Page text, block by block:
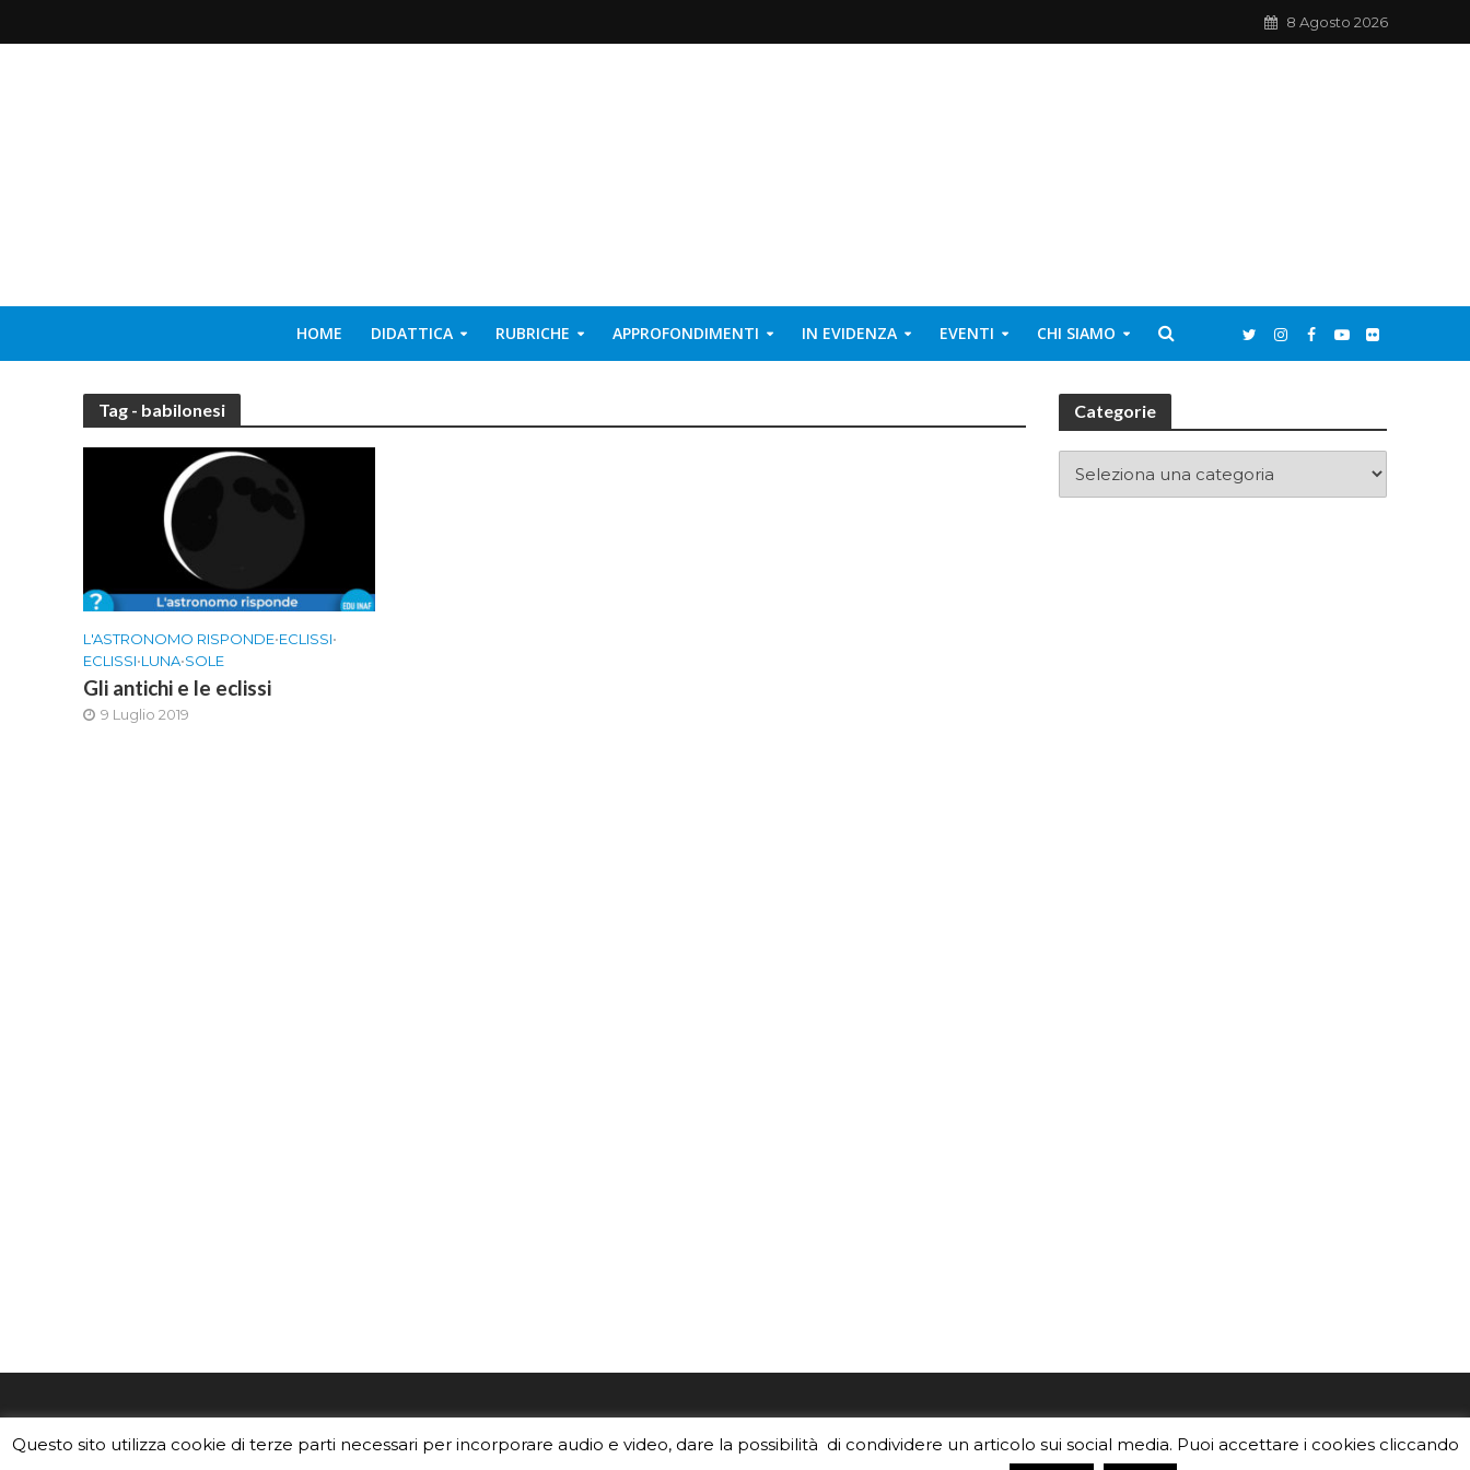
8 Agosto 2026
HOME DIDATTICA RUBRICHE APPROFONDIMENTI IN EVIDENZA EVENTI CHI SIAMO
Tag - babilonesi
L'ASTRONOMO RISPONDE•ECLISSI•
ECLISSI•LUNA•SOLE
Gli antichi e le eclissi
9 Luglio 2019
Categorie
divulgazione dell'INAF,Istituto
Leggi i Crediti.
risponde, per inviarci le tue foto o i
brochureda distribuire nella tua
Questo sito utilizza cookie di terze parti necessari per incorporare audio e video, dare la possibilità di condividere un articolo sui social media. Puoi accettare i cookies cliccando